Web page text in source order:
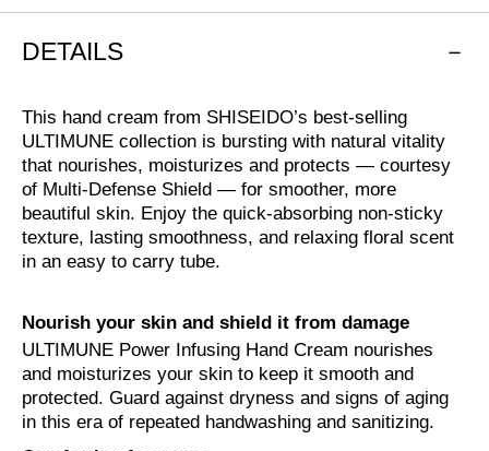
ลง
ตะกร้า
DETAILS
This hand cream from SHISEIDO’s best-selling
ULTIMUNE collection is bursting with natural vitality
that nourishes, moisturizes and protects — courtesy
of Multi-Defense Shield — for smoother, more
beautiful skin. Enjoy the quick-absorbing non-sticky
texture, lasting smoothness, and relaxing floral scent
in an easy to carry tube.
Nourish your skin and shield it from damage
ULTIMUNE Power Infusing Hand Cream nourishes
and moisturizes your skin to keep it smooth and
protected. Guard against dryness and signs of aging
in this era of repeated handwashing and sanitizing.